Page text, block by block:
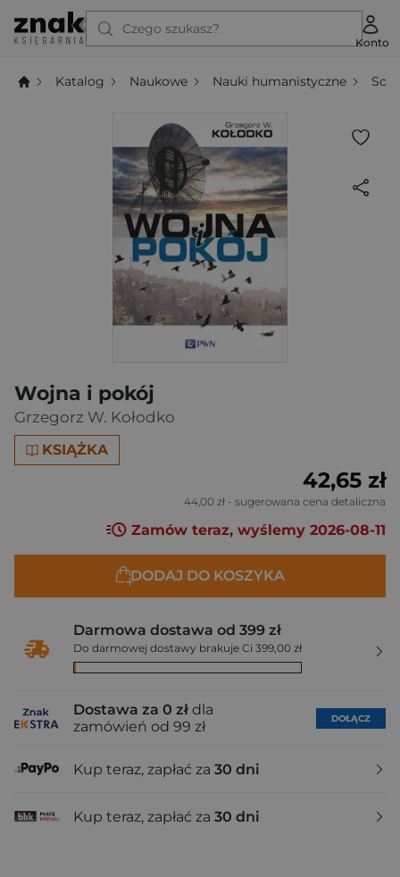
Czego szukasz?
Konto
Katalog Naukowe Nauki humanistyczne
Wojna i pokój
Grzegorz W. Kołodko
KSIĄŻKA
42,65 zł
44,00 zł - sugerowana cena detaliczna
Zamów teraz, wyślemy 2026-08-11
DODAJ DO KOSZYKA
Darmowa dostawa od 399 zł
Do darmowej dostawy brakuje Ci 399,00 zł
Dostawa za 0 zł dla
zamówień od 99 zł
DOŁĄCZ
Kup teraz, zapłać za 30 dni
Kup teraz, zapłać za 30 dni